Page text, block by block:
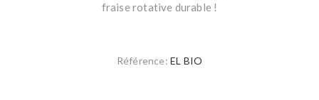
fraise rotative durable !
Référence: EL BIO